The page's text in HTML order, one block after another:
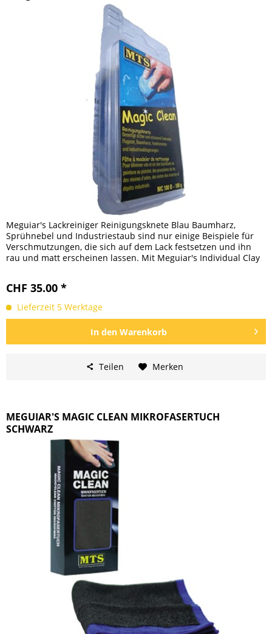
Meguiar's Lackreiniger Reinigungsknete Blau Baumharz,
Sprühnebel und Industriestaub sind nur einige Beispiele für
Verschmutzungen, die sich auf dem Lack festsetzen und ihn
rau und matt erscheinen lassen. Mit Meguiar's Individual Clay
CHF 35.00 *
Lieferzeit 5 Werktage
In den Warenkorb
Teilen Merken
MEGUIAR'S MAGIC CLEAN MIKROFASERTUCH
SCHWARZ